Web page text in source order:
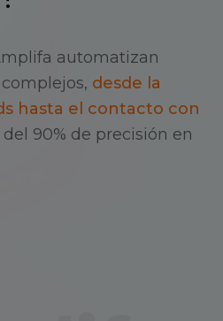
automatizan
desde la
hasta el contacto con
90% de precisión en